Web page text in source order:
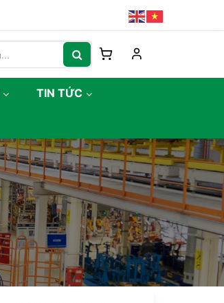
TIN TỨC